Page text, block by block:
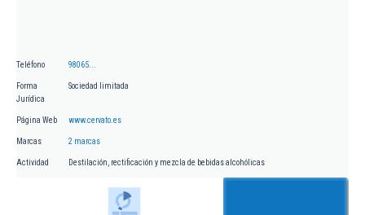
Teléfono 98065...
Forma
Jurídica
Sociedad limitada
Página Web www.cervato.es
Marcas 2 marcas
Actividad Destilación, rectificación y mezcla de bebidas alcohólicas